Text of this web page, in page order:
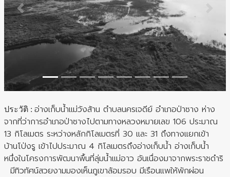
Previous
ประวัติ : อ่างเก็บน้ำแม่วังส้าน ตำบลนครเจดีย์ อำเภอป่าซาง ห่าง
จากที่ว่าการอำเภอป่าซางไปตามทางหลวงหมายเลข 106 ประมาณ
13 กิโลเมตร ระหว่างหลักกิโลเมตรที่ 30 และ 31 ถึงทางแยกเข้า
บ้านโป่งรู เข้าไปประมาณ 4 กิโลเมตรถึงอ่างเก็บน้ำ อ่างเก็บน้ำ
หนึ่งในโครงการพัฒนาพื้นที่ลุ่มน้ำแม่อาว อันเนื่องมาจากพระราชดำริ
มีทิวทัศน์สวยงามมองเห็นภูเขาล้อมรอบ มีเรือนแพให้พักผ่อน